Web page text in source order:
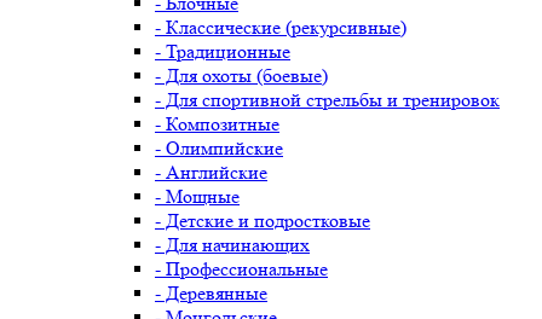
- Классические (рекурсивные)
- Традиционные
- Для охоты (боевые)
- Для спортивной стрельбы и тренировок
- Композитные
- Олимпийские
- Английские
- Мощные
- Детские и подростковые
- Для начинающих
- Профессиональные
- Деревянные